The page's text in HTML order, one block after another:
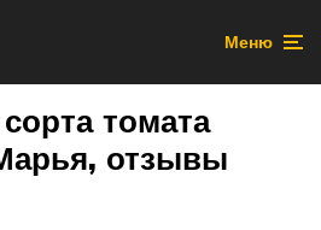
Меню
томата
отзывы